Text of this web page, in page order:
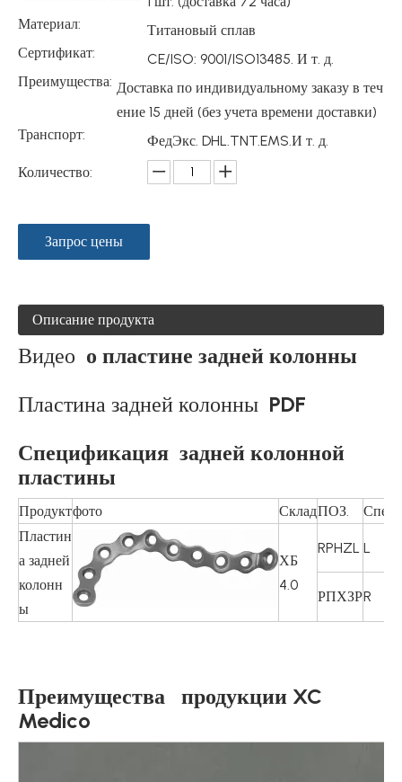
Материал:
Титановый сплав
Сертификат:
CE/ISO: 9001/ISO13485. И т. д.
Преимущества: Доставка по индивидуальному заказу в теч
ение 15 дней (без учета времени доставки)
Транспорт:
ФедЭкс. DHL.TNT.EMS.И т. д.
Количество:
Запрос цены
Описание продукта
Видео о пластине задней колонны
Пластина задней колонны PDF
Спецификация задней колонной
пластины
Продуктфото СкладПОЗ.
Спец.
Пластин
а задней
колонн
ы
ХБ
4.0
RPHZL L
РПХЗРR
Преимущества продукции XC
Medico